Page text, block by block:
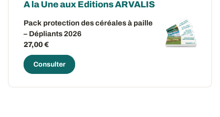
A la Une aux Editions ARVALIS
Pack protection des céréales à paille
– Dépliants 2026
27,00 €
Consulter